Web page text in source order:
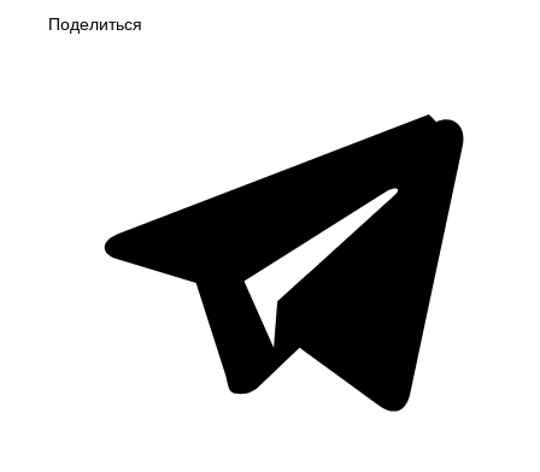
Поделиться